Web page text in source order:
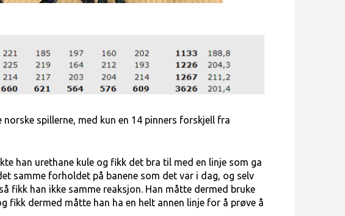
spillerne, med kun en 14 pinners forskjell fra
han urethane kule og fikk det bra til med en linje som ga
samme forholdet på banene som det var i dag, og selv
fikk han ikke samme reaksjon. Han måtte dermed bruke
fikk dermed måtte han ha en helt annen linje for å prøve å